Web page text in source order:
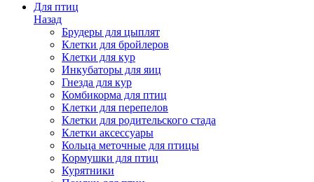
Для птиц
Назад
Брудеры для цыплят
Клетки для бройлеров
Клетки для кур
Инкубаторы для яиц
Гнезда для кур
Комбикорма для птиц
Клетки для перепелов
Клетки для родительского стада
Клетки аксессуары
Кольца меточные для птицы
Кормушки для птиц
Курятники